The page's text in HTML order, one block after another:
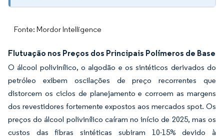
Fonte: Mordor Intelligence
Flutuação nos Preços dos Principais Polímeros de Base
O álcool polivinílico, o algodão e os sintéticos derivados do
petróleo exibem oscilações de preço recorrentes que
distorcem os ciclos de planejamento e corroem as margens
dos revestidores fortemente expostos aos mercados spot. Os
preços do álcool polivinílico caíram no início de 2025, mas os
custos das fibras sintéticas subiram 10-15% devido à